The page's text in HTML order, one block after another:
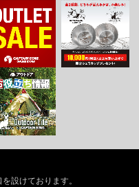
設けております。